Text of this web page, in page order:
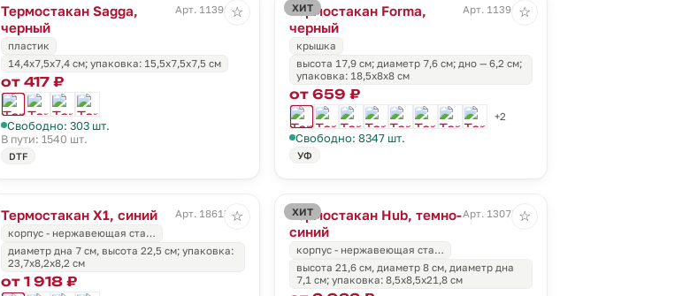
Термостакан Sagga,
черный
Арт. 11390.30
пластик
14,4x7,5x7,4 см; упаковка: 15,5х7,5х7,5 см
от 417 ₽
Свободно: 303 шт.
В пути: 1540 шт.
DTF
☆ ХИТ
Термостакан Forma,
черный
Арт. 11391.30
крышка
высота 17,9 см; диаметр 7,6 см; дно — 6,2 см;
упаковка: 18,5х8х8 см
от 659 ₽
+2
Свободно: 8347 шт.
УФ
☆
Термостакан X1, синий
Арт. 18615.40
корпус - нержавеющая ста…
диаметр дна 7 см, высота 22,5 см; упаковка:
23,7х8,2х8,2 см
от 1 918 ₽
☆ ХИТ
Термостакан Hub, темно-
синий
Арт. 13078.40
корпус - нержавеющая ста…
высота 21,6 см, диаметр 8 см, диаметр дна
7,1 см; упаковка: 8,5x8,5x21,8 см
☆